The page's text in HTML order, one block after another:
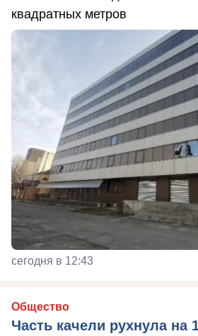
квадратных метров
сегодня в 12:43
Общество
Часть качели рухнула на